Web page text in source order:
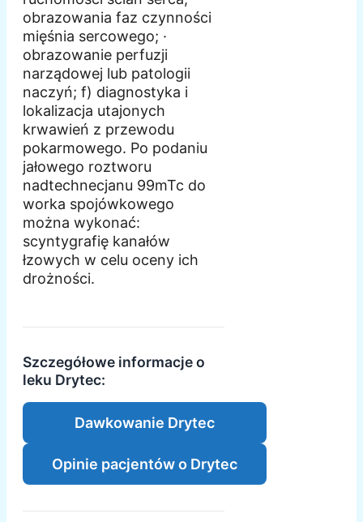
obrazowania faz czynności
mięśnia sercowego; ·
obrazowanie perfuzji
narządowej lub patologii
naczyń; f) diagnostyka i
lokalizacja utajonych
krwawień z przewodu
pokarmowego. Po podaniu
jałowego roztworu
nadtechnecjanu 99mTc do
worka spojówkowego
można wykonać:
scyntygrafię kanałów
łzowych w celu oceny ich
drożności.
Szczegółowe informacje o
leku Drytec:
Dawkowanie Drytec
Opinie pacjentów o Drytec